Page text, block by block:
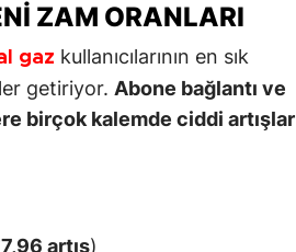
ZAM ORANLARI
gaz kullanıcılarının en sık
getiriyor. Abone bağlantı ve
birçok kalemde ciddi artışlar
artış)